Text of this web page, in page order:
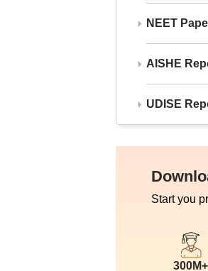
NEET
AISHE
UDISE
Start you
300M+